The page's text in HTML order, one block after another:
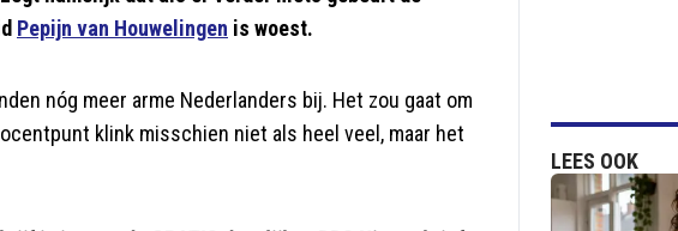
Pepijn van Houwelingen is woest.
nóg meer arme Nederlanders bij. Het zou gaat om
klink misschien niet als heel veel, maar het
LEES OOK